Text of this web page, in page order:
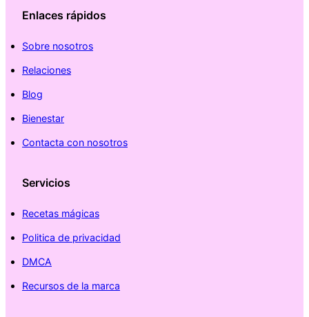
Enlaces rápidos
Sobre nosotros
Relaciones
Blog
Bienestar
Contacta con nosotros
Servicios
Recetas mágicas
Politica de privacidad
DMCA
Recursos de la marca